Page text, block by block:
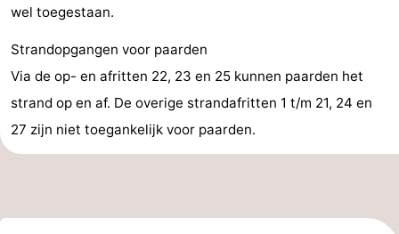
Swimming
pools
Cycling
-
riding
Golf
-
wel toegestaan.
Strandopgangen voor paarden
Via de op- en afritten 22, 23 en 25 kunnen paarden het
strand op en af. De overige strandafritten 1 t/m 21, 24 en
27 zijn niet toegankelijk voor paarden.